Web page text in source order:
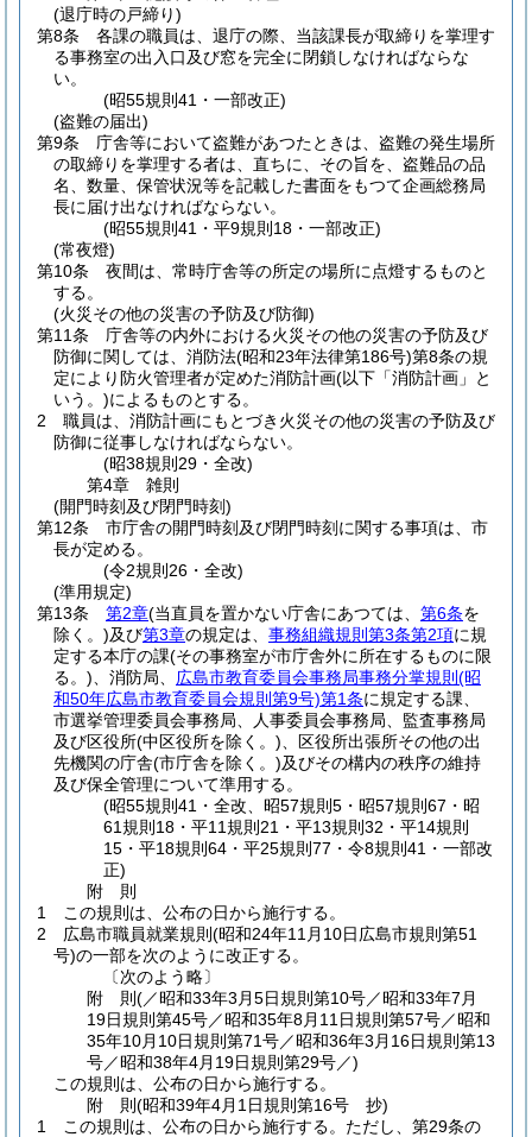
(退庁時の戸締り)
第8条
各課の職員は、退庁の際、当該課長が取締りを掌理す
る事務室の出入口及び窓を完全に閉鎖しなければならな
い。
(昭55規則41・一部改正)
(盗難の届出)
第9条
庁舎等において盗難があつたときは、盗難の発生場所
の取締りを掌理する者は、直ちに、その旨を、盗難品の品
名、数量、保管状況等を記載した書面をもつて企画総務局
長に届け出なければならない。
(昭55規則41・平9規則18・一部改正)
(常夜燈)
第10条
夜間は、常時庁舎等の所定の場所に点燈するものと
する。
(火災その他の災害の予防及び防御)
第11条
庁舎等の内外における火災その他の災害の予防及び
防御に関しては、消防法(昭和23年法律第186号)第8条の規
定により防火管理者が定めた消防計画(以下「消防計画」と
いう。)によるものとする。
2
職員は、消防計画にもとづき火災その他の災害の予防及び
防御に従事しなければならない。
(昭38規則29・全改)
第4章
雑則
(開門時刻及び閉門時刻)
第12条
市庁舎の開門時刻及び閉門時刻に関する事項は、市
長が定める。
(令2規則26・全改)
(準用規定)
第13条
第2章(当直員を置かない庁舎にあつては、 第6条を
除く。)及び第3章の規定は、 事務組織規則第3条第2項に規
定する本庁の課(その事務室が市庁舎外に所在するものに限
る。) 、消防局、 広島市教育委員会事務局事務分掌規則 (昭
和50年広島市教育委員会規則第9号)第1条に規定する課、
市選挙管理委員会事務局、人事委員会事務局、監査事務局
及び区役所(中区役所を除く。) 、区役所出張所その他の出
先機関の庁舎(市庁舎を除く。)及びその構内の秩序の維持
及び保全管理について準用する。
(昭55規則41・全改、昭57規則5・昭57規則67・昭
61規則18・平11規則21・平13規則32・平14規則
15・平18規則64・平25規則77・令8規則41・一部改
正)
附 則
1
この規則は、公布の日から施行する。
2
広島市職員就業規則 (昭和24年11月10日広島市規則第51
号)の一部を次のように改正する。
〔次のよう略〕
附 則(／昭和33年3月5日規則第10号／昭和33年7月
19日規則第45号／昭和35年8月11日規則第57号／昭和
35年10月10日規則第71号／昭和36年3月16日規則第13
号／昭和38年4月19日規則第29号／)
この規則は、公布の日から施行する。
附 則(昭和39年4月1日規則第16号 抄)
1
この規則は、公布の日から施行する。 ただし、第29条の